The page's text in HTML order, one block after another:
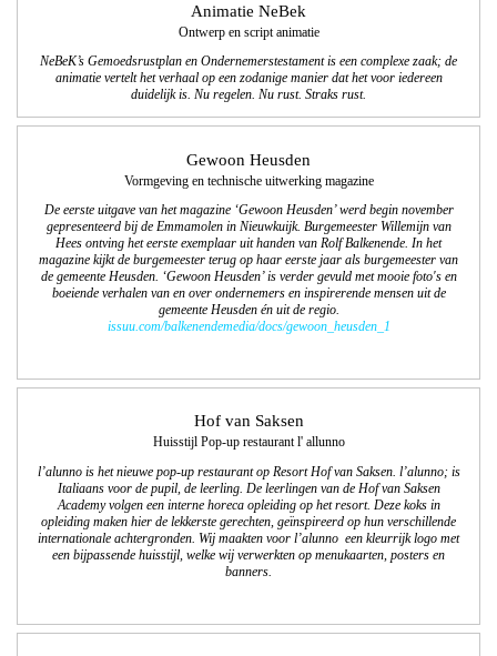
Animatie NeBek
Ontwerp en script animatie
NeBeK’s Gemoedsrustplan en Ondernemerstestament is een complexe zaak; de
animatie vertelt het verhaal op een zodanige manier dat het voor iedereen
duidelijk is. Nu regelen. Nu rust. Straks rust.
Gewoon Heusden
Vormgeving en technische uitwerking magazine
De eerste uitgave van het magazine ‘Gewoon Heusden’ werd begin november
gepresenteerd bij de Emmamolen in Nieuwkuijk. Burgemeester Willemijn van
Hees ontving het eerste exemplaar uit handen van Rolf Balkenende. In het
magazine kijkt de burgemeester terug op haar eerste jaar als burgemeester van
de gemeente Heusden. ‘Gewoon Heusden’ is verder gevuld met mooie foto's en
boeiende verhalen van en over ondernemers en inspirerende mensen uit de
gemeente Heusden én uit de regio.
issuu.com/balkenendemedia/docs/gewoon_heusden_1
Hof van Saksen
Huisstijl Pop-up restaurant l' allunno
l’alunno is het nieuwe pop-up restaurant op Resort Hof van Saksen. l’alunno; is
Italiaans voor de pupil, de leerling. De leerlingen van de Hof van Saksen
Academy volgen een interne horeca opleiding op het resort. Deze koks in
opleiding maken hier de lekkerste gerechten, geïnspireerd op hun verschillende
internationale achtergronden. Wij maakten voor l’alunno een kleurrijk logo met
een bijpassende huisstijl, welke wij verwerkten op menukaarten, posters en
banners.